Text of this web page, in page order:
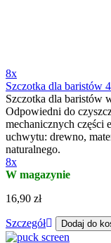
8x
Szczotka dla baristów
Szczotka dla baristów
Odpowiedni do
mechanicznych części
uchwytu: drewno,
naturalnego.
8x
W magazynie
16,90 zł
Szczegół Dodaj do